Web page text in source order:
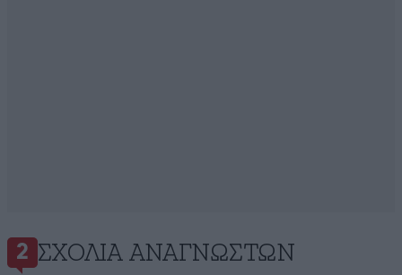
2 ΣΧΌΛΙΑ ΑΝΑΓΝΩΣΤΏΝ